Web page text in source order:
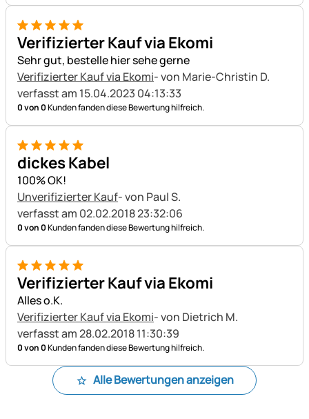
5 von 5
Verifizierter Kauf via Ekomi
Sehr gut, bestelle hier sehe gerne
Verifizierter Kauf via Ekomi- von Marie-Christin D.
verfasst am 15.04.2023 04:13:33
0 von 0Kunden fanden diese Bewertung hilfreich.
5 von 5
dickes Kabel
100% OK!
Unverifizierter Kauf- von Paul S.
verfasst am 02.02.2018 23:32:06
0 von 0Kunden fanden diese Bewertung hilfreich.
5 von 5
Verifizierter Kauf via Ekomi
Alles o.K.
Verifizierter Kauf via Ekomi- von Dietrich M.
verfasst am 28.02.2018 11:30:39
0 von 0Kunden fanden diese Bewertung hilfreich.
Alle Bewertungen anzeigen